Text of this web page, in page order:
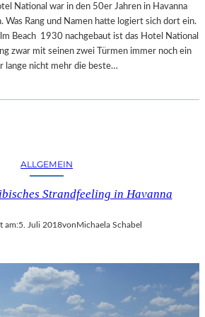
National war in den 50er Jahren in Havanna
Was Rang und Namen hatte logiert sich dort ein.
Beach 1930 nachgebaut ist das Hotel National
zwar mit seinen zwei Türmen immer noch ein
lange nicht mehr die beste…
ALLGEMEIN
Strandfeeling in Havanna
am:5. Juli 2018vonMichaela Schabel